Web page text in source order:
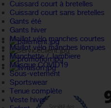
Cuissard court à bretelles
Cuissard court sans bretelles
Gants été
Gants hiver
Maillot vélo manches courtes
Maillot vélo manches longues
Manchette / Jambiere
Masque COVID19
Sous-vetement
Sportswear
Tenue complète
Veste hiver